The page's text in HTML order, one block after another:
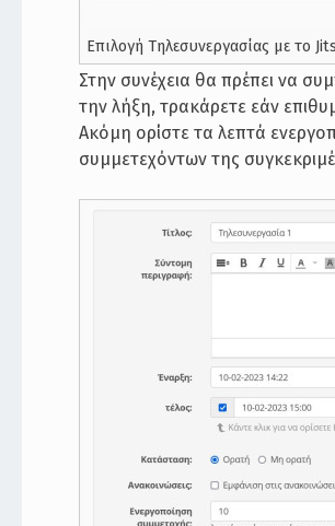
Επιλογή Τηλεσυνεργασίας με το
Στην συνέχεια θα πρέπει να
την λήξη, τρακάρετε εάν
Ακόμη ορίστε τα λεπτά
συμμετεχόντων της